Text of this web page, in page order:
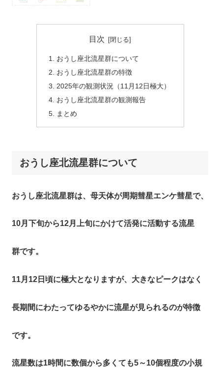
目次
おうし座北流星群について
おうし座北流星群の特徴
2025年の観測状況（11月12日極大）
おうし座北流星群の観測報告
まとめ
おうし座北流星群について
おうし座北流星群は、母天体が周期彗星エンケ彗星で、
10月下旬から12月上旬にかけて活発に活動する流星
群です。
11月12日頃に極大となりますが、大きなピークはなく
長期間にわたってゆるやかに流星が見られるのが特徴
です。
流星数は1時間に数個から多くても5～10個程度の小規